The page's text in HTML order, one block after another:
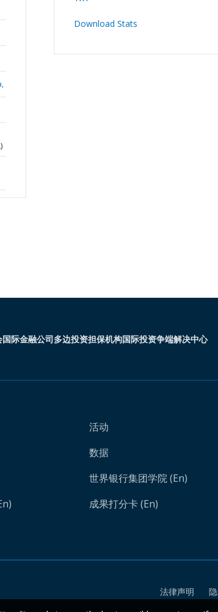
Download Stats
国际金融公司多边投资担保机构国际投资争端解决中心
活动
数据
世界银行集团学院 (En)
成果打分卡 (En)
法律声明